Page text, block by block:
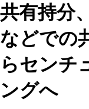
共有持分
などでの
らセンチ
ングへ